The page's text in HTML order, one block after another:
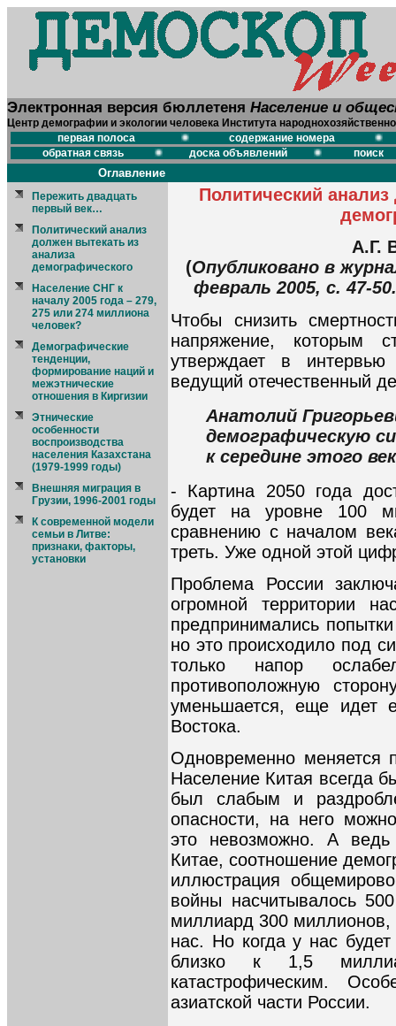
Электронная версия бюллетеня Население и
Центр демографии и экологии человека Института
первая полоса
содержание номера
обратная связь
доска объявлений поиск
Оглавление
Пережить двадцать
первый век…
Политический анализ
должен вытекать из
анализа
демографического
Население СНГ к
началу 2005 года – 279,
275 или 274 миллиона
человек?
Демографические
тенденции,
формирование наций и
межэтнические
отношения в Киргизии
Этнические
особенности
воспроизводства
населения Казахстана
(1979-1999 годы)
Внешняя миграция в
Грузии, 1996-2001 годы
К современной модели
семьи в Литве:
признаки, факторы,
установки
Политический
А.Г.
(Опубликовано в
февраль 2005, с. 47-
Чтобы снизить
напряжение, которым
утверждает в интервью
ведущий отечественный
Анатолий
демографическую
к середине этого
- Картина 2050 года
будет на уровне 100
сравнению с началом
треть. Уже одной этой
Проблема России
огромной территории
предпринимались
но это происходило под
только напор
противоположную
уменьшается, еще идет
Востока.
Одновременно меняется
Население Китая всегда
был слабым и
опасности, на него
это невозможно. А
Китае, соотношение
иллюстрация
войны насчитывалось
миллиард 300 миллионов,
нас. Но когда у нас
близко к 1,5
катастрофическим.
азиатской части России.